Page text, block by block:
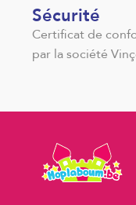
Sécurité
Certificat de
par la société